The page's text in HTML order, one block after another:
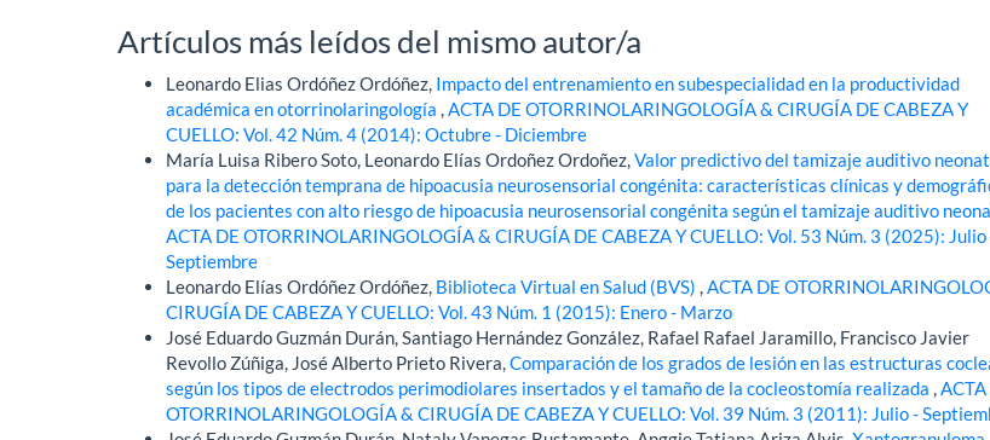
Artículos más leídos del mismo autor/a
Leonardo Elias Ordóñez Ordóñez, Impacto del entrenamiento en subespecialidad en la productividad
académica en otorrinolaringología,ACTA DE OTORRINOLARINGOLOGÍA & CIRUGÍA DE CABEZA Y
CUELLO: Vol. 42 Núm. 4 (2014): Octubre - Diciembre
María Luisa Ribero Soto, Leonardo Elías Ordoñez Ordoñez,Valor predictivo del tamizaje auditivo
para la detección temprana de hipoacusia neurosensorial congénita: características clínicas y
de los pacientes con alto riesgo de hipoacusia neurosensorial congénita según el tamizaje auditivo
ACTA DE OTORRINOLARINGOLOGÍA & CIRUGÍA DE CABEZA Y CUELLO: Vol. 53 Núm. 3 (2025): Julio
Septiembre
Leonardo Elías Ordóñez Ordóñez, Biblioteca Virtual en Salud (BVS),ACTA DE
CIRUGÍA DE CABEZA Y CUELLO: Vol. 43 Núm. 1 (2015): Enero - Marzo
José Eduardo Guzmán Durán, Santiago Hernández González, Rafael Rafael Jaramillo, Francisco Javier
Revollo Zúñiga, José Alberto Prieto Rivera,Comparación de los grados de lesión en las estructuras
según los tipos de electrodos perimodiolares insertados y el tamaño de la cocleostomía realizada,ACTA
OTORRINOLARINGOLOGÍA & CIRUGÍA DE CABEZA Y CUELLO: Vol. 39 Núm. 3 (2011): Julio -